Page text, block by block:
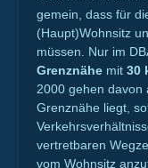
gemein, dass für
(Haupt)Wohnsitz
müssen. Nur im
Grenznähe mit 30
2000 gehen davon
Grenznähe liegt,
vertretbaren
vom Wohnsitz